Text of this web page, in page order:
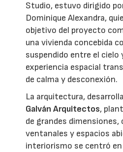
Studio, estuvo dirigido
Dominique Alexandra,
objetivo del proyecto
una vivienda concebida
suspendido entre el cielo
experiencia espacial
de calma y desconexión.
La arquitectura,
Galván Arquitectos,
de grandes dimensiones,
ventanales y espacios
interiorismo se centró